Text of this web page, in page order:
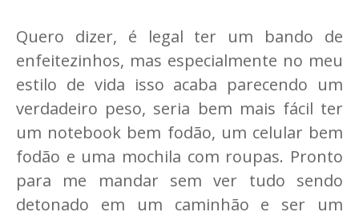
Quero dizer, é legal ter um bando de
enfeitezinhos, mas especialmente no meu
estilo de vida isso acaba parecendo um
verdadeiro peso, seria bem mais fácil ter
um notebook bem fodão, um celular bem
fodão e uma mochila com roupas. Pronto
para me mandar sem ver tudo sendo
detonado em um caminhão e ser um